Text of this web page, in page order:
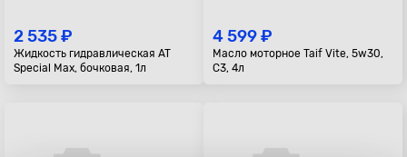
2 535 ₽
Жидкость гидравлическая AT
Special Max, бочковая, 1л
4 599 ₽
Масло моторное Taif Vite, 5w30,
C3, 4л